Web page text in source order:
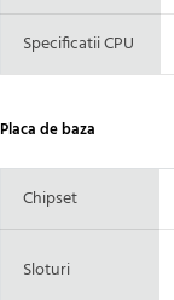
Specificatii CPU
Placa de baza
Chipset
Sloturi